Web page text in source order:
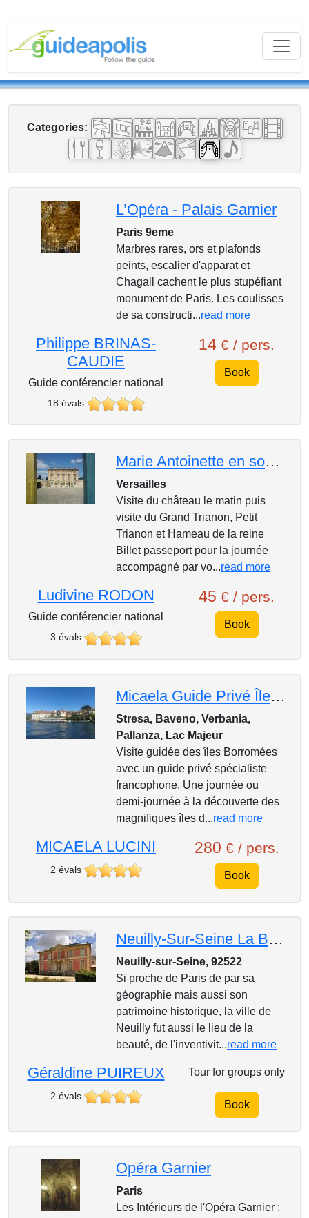
Categories:
L’Opéra - Palais Garnier
Paris 9eme
Marbres rares, ors et plafonds
peints, escalier d'apparat et
Chagall cachent le plus stupéfiant
monument de Paris. Les coulisses
de sa constructi...read more
Philippe BRINAS-
CAUDIE
Guide conférencier national
18 évals
14 € / pers.
Book
Marie Antoinette en son domaine Trianon Hameau de la Reine
Versailles
Visite du château le matin puis
visite du Grand Trianon, Petit
Trianon et Hameau de la reine
Billet passeport pour la journée
accompagné par vo...read more
Ludivine RODON
Guide conférencier national
3 évals
45 € / pers.
Book
Micaela Guide Privé Îles Borromées: guide spécialiste francophone
Stresa, Baveno, Verbania,
Pallanza, Lac Majeur
Visite guidée des îles Borromées
avec un guide privé spécialiste
francophone. Une journée ou
demi-journée à la découverte des
magnifiques îles d...read more
MICAELA LUCINI
2 évals
280 € / pers.
Book
Neuilly-Sur-Seine La Belle Des Belles!
Neuilly-sur-Seine, 92522
Si proche de Paris de par sa
géographie mais aussi son
patrimoine historique, la ville de
Neuilly fut aussi le lieu de la
beauté, de l'inventivit...read more
Géraldine PUIREUX
2 évals
Tour for groups only
Book
Opéra Garnier
Paris
Les Intérieurs de l'Opéra Garnier :